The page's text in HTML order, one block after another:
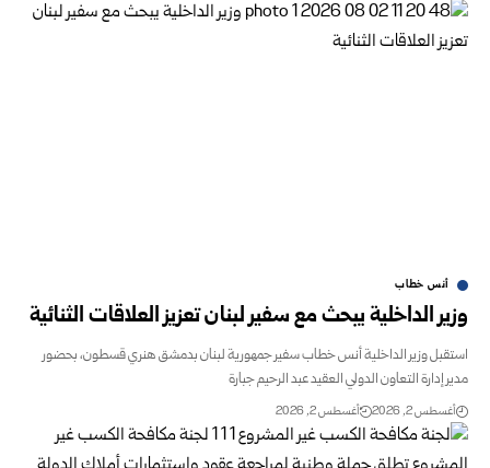
أنس خطاب
وزير الداخلية يبحث مع سفير لبنان تعزيز العلاقات الثنائية
استقبل وزير الداخلية أنس خطاب سفير جمهورية لبنان بدمشق هنري قسطون، بحضور
مدير إدارة التعاون الدولي العقيد عبد الرحيم جبارة
أغسطس 2, 2026 أغسطس 2, 2026